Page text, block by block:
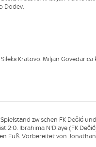
Dodev.
Kratovo. Miljan
zwischen FK Dečić
2:0. Ibrahima N'Diaye (FK
Fuß. Vorbereitet von Jonathan